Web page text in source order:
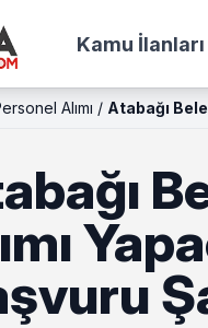
Kamu İlanları
Alımı / Atabağı